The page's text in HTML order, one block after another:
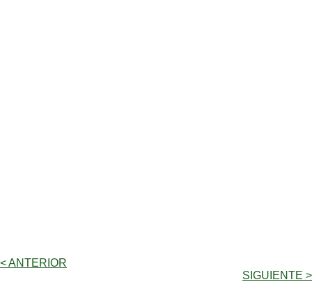
< ANTERIOR
SIGUIENTE >